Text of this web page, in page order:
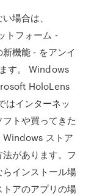
場合は、
トフォーム -
機能 - をアンイ
す。 Windows
HoloLens
はインターネッ
トや買ってきた
Windows ストア
があります。フ
インストール場
アのアプリの場